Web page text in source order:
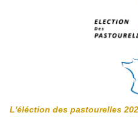
L'éléction des pastourelles